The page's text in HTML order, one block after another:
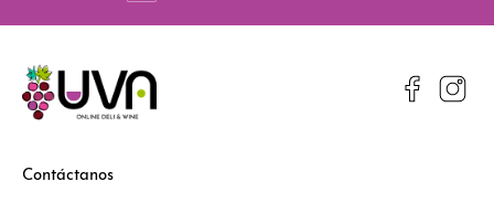
Contáctanos